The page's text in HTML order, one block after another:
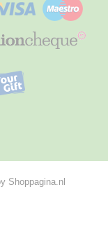
Shoppagina.nl